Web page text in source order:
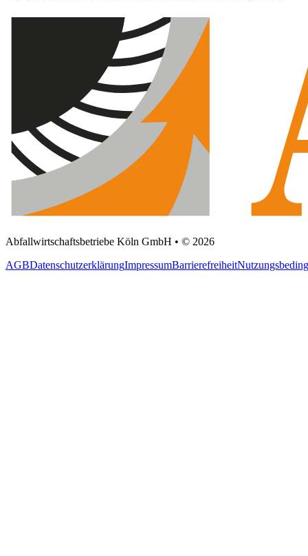
Abfallwirtschaftsbetriebe Köln GmbH • © 2026
AGBDatenschutzerklärungImpressumBarrierefreiheit